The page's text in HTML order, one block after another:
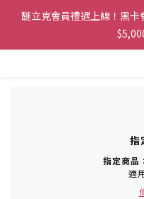
醚立克會員禮遇上線！黑
醚立克會員禮遇上線！黑
凡會員下單，
醚立克會員禮遇上線！黑
指
指定商品
適